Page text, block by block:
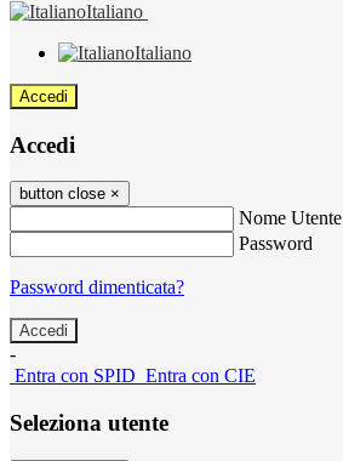
Italiano
Italiano
Accedi
Accedi
button close ×
Nome Utente
Password
Password dimenticata?
-
Entra con SPID Entra con CIE
Seleziona utente